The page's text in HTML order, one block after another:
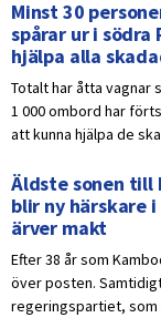
Minst 30
spårar ur i södra
hjälpa alla
Totalt har åtta vagnar
1 000 ombord har
att kunna hjälpa de
Äldste sonen till
blir ny härskare
ärver makt
Efter 38 år som
över posten.
regeringspartiet, som